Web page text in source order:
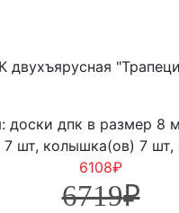
двухъярусная
доски дпк в размер 8
шт, колышка(ов) 7 шт,
6108₽
6719₽